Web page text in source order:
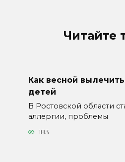
Читайте
Как весной
детей
В Ростовской области
аллергии, проблемы
183